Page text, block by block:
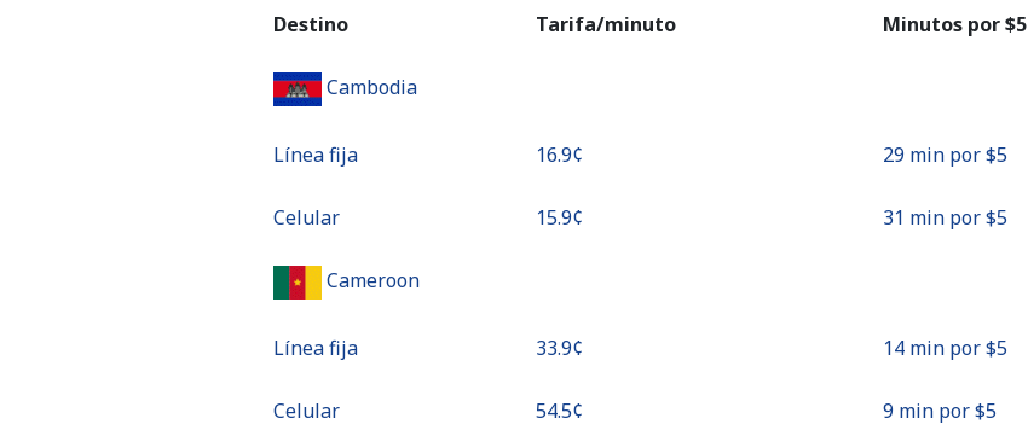
Destino Tarifa/minuto Minutos por ⁦$5⁩
Cambodia
Línea fija ⁦16.9¢⁩ 29 min por ⁦$5⁩
Celular ⁦15.9¢⁩ 31 min por ⁦$5⁩
Cameroon
Línea fija ⁦33.9¢⁩ 14 min por ⁦$5⁩
Celular ⁦54.5¢⁩ 9 min por ⁦$5⁩